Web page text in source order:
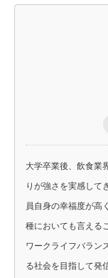
大学卒業後、飲食業
りが強さを実感して
員自身の幸福度が高
種においても言える
ワークライフバラン
る社会を目指して発